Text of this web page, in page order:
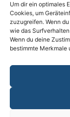
Um dir ein optimales
Cookies, um
zuzugreifen. Wenn
wie das
Wenn du deine
bestimmte Merkmale
in einem auf
R. – „würde
dass die Renten
derzeit“.
Richtig ist
verrentet